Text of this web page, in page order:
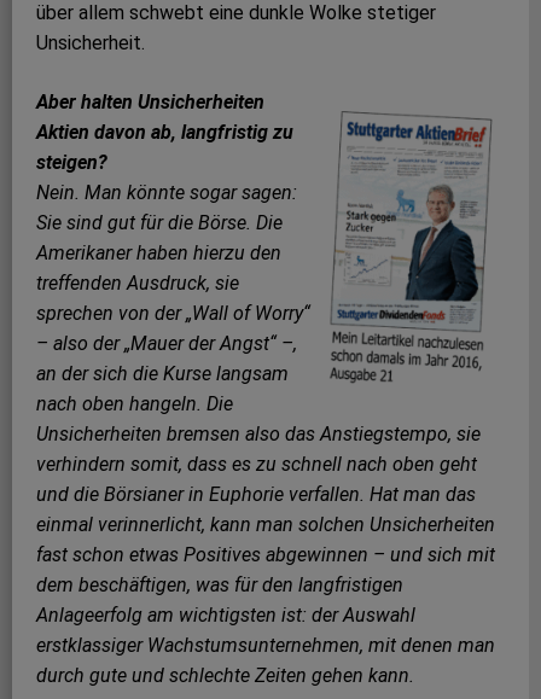
über allem schwebt eine dunkle Wolke stetiger
Unsicherheit.
Aber halten Unsicherheiten
Aktien davon ab, langfristig zu
steigen?
Nein. Man könnte sogar sagen:
Sie sind gut für die Börse. Die
Amerikaner haben hierzu den
treffenden Ausdruck, sie
sprechen von der „Wall of Worry“
– also der „Mauer der Angst“ –,
an der sich die Kurse langsam
nach oben hangeln. Die
Unsicherheiten bremsen also das Anstiegstempo, sie
verhindern somit, dass es zu schnell nach oben geht
und die Börsianer in Euphorie verfallen. Hat man das
einmal verinnerlicht, kann man solchen Unsicherheiten
fast schon etwas Positives abgewinnen – und sich mit
dem beschäftigen, was für den langfristigen
Anlageerfolg am wichtigsten ist: der Auswahl
erstklassiger Wachstumsunternehmen, mit denen man
durch gute und schlechte Zeiten gehen kann.